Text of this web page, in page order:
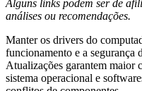
Alguns links podem ser de
análises ou recomendações.
Manter os drivers do
funcionamento e a segurança
Atualizações garantem maior
sistema operacional e